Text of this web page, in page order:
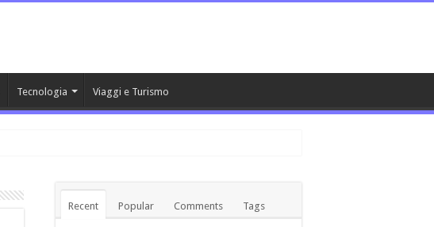
Tecnologia Viaggi e Turismo
Recent Popular Comments Tags